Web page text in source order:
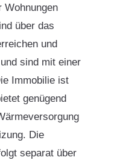
Wohnungen
über das
und
sind mit einer
Immobilie ist
genügend
Die
separat über